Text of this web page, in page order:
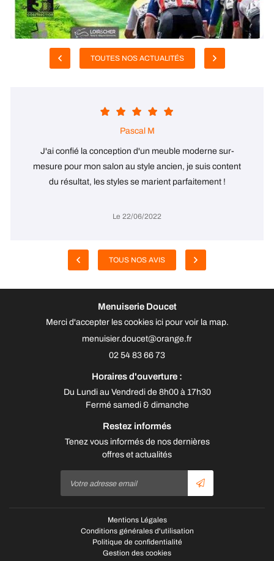
TOUTES NOS ACTUALITÉS
Pascal M
J'ai confié la conception d'un meuble moderne sur-
mesure pour mon salon au style ancien, je suis content
du résultat, les styles se marient parfaitement !
Le 22/06/2022
TOUS NOS AVIS
Menuiserie Doucet
Merci d'accepter les cookies icipour voir la map.
02 54 83 66 73
Horaires d'ouverture :
Du Lundi au Vendredide 8h00 à 17h30
Fermé samedi & dimanche
Restez informés
Tenez vous informés de nos dernières
offres et actualités
Mentions Légales
Conditions générales d'utilisation
Politique de confidentialité
Gestion des cookies